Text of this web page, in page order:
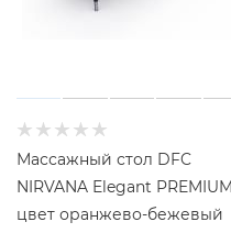
Массажный стол DFC
NIRVANA Elegant
цвет оранжево-бежевый